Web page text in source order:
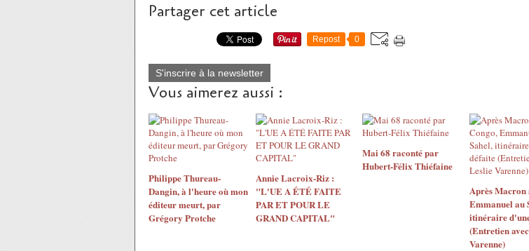
Partager cet article
Repost 0
S'inscrire à la newsletter
Vous aimerez aussi :
Philippe Thureau-
Dangin, à l'heure où mon
éditeur meurt, par
Grégory Protche
Annie Lacroix-Riz :
"L'UE A ÉTÉ FAITE
PAR ET POUR LE
GRAND CAPITAL"
Mai 68 raconté par
Hubert-Félix Thiéfaine
Après Macron
Emmanuel au
itinéraire
(Entretien
Varenne)